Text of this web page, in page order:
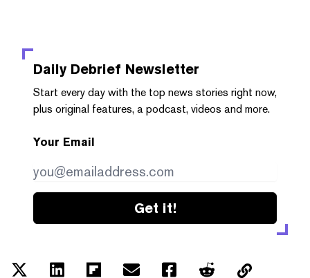
Daily Debrief Newsletter
Start every day with the top news stories right now,
plus original features, a podcast, videos and more.
Your Email
Get it!